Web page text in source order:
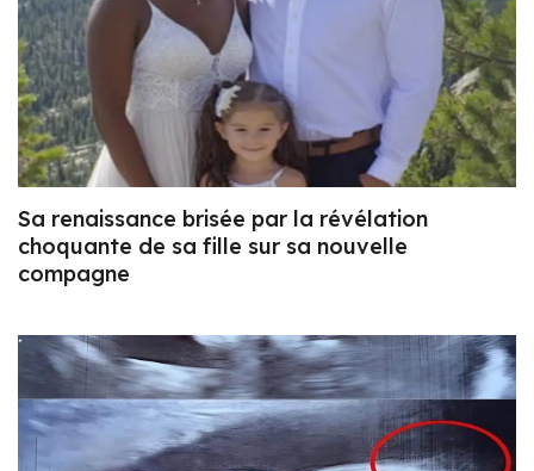
Sa renaissance brisée par la révélation
choquante de sa fille sur sa nouvelle
compagne